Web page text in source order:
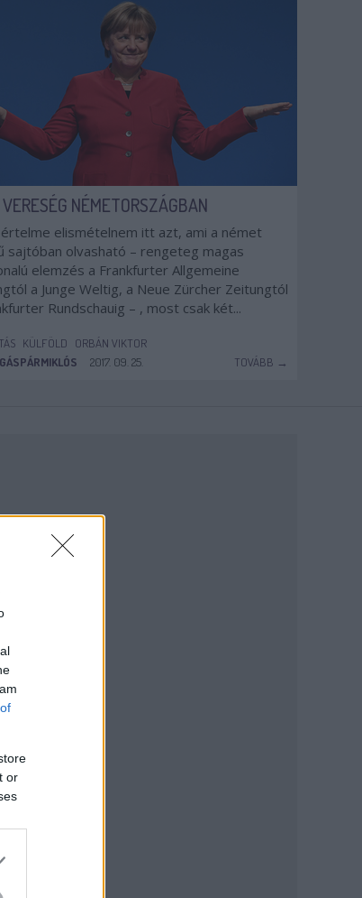
or
NÉMETORSZÁGBAN
értelme elismételnem itt azt, ami a német
sajtóban olvasható – rengeteg magas
elemzés a Frankfurter Allgemeine
a Junge Weltig, a Neue Zürcher Zeitungtól
Rundschauig – , most csak két...
KÜLFÖLD
ORBÁN VIKTOR
2017. 09. 25. TOVÁBB →